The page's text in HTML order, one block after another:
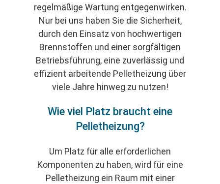
regelmäßige Wartung entgegenwirken.
Nur bei uns haben Sie die Sicherheit,
durch den Einsatz von hochwertigen
Brennstoffen und einer sorgfältigen
Betriebsführung, eine zuverlässig und
effizient arbeitende Pelletheizung über
viele Jahre hinweg zu nutzen!
Wie viel Platz braucht eine
Pelletheizung?
Um Platz für alle erforderlichen
Komponenten zu haben, wird für eine
Pelletheizung ein Raum mit einer